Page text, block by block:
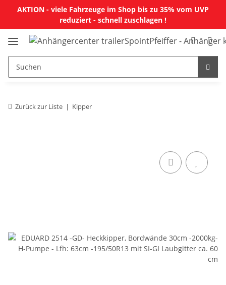
AKTION - viele Fahrzeuge im Shop bis zu 35% vom UVP
reduziert - schnell zuschlagen !
Zurück zur Liste Kipper